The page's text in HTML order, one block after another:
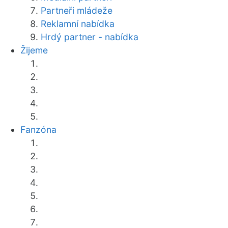
Partneři mládeže
Reklamní nabídka
Hrdý partner - nabídka
Žijeme
Fanzóna